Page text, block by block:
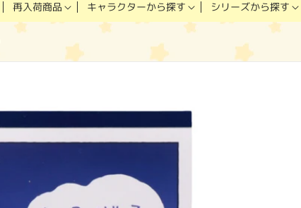
再入荷商品 キャラクターから探す シリーズから探す